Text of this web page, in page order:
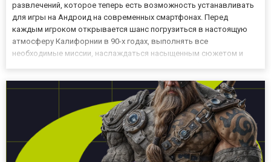
развлечений, которое теперь есть возможность устанавливать
для игры на Андроид на современных смартфонах. Перед
каждым игроком открывается шанс погрузиться в настоящую
атмосферу Калифорнии в 90-х годах, выполнять все
необходимые миссии, наслаждаться насыщенным сюжетом и
использовать игрок...